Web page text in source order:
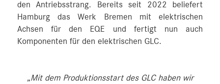
den Antriebsstrang. Bereits seit 2022 beliefert
Hamburg das Werk Bremen mit elektrischen
Achsen für den EQE und fertigt nun auch
Komponenten für den elektrischen GLC.
„Mit dem Produktionsstart des GLC haben wir